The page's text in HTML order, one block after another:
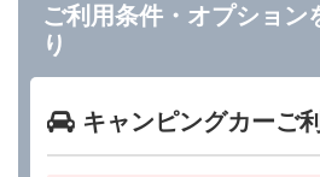
ご利用条件・オプション
り
キャンピングカーご